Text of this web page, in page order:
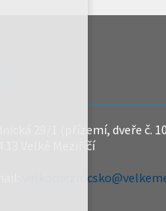
29/1 (přízemí, dveře č.
13 Velké Meziříčí